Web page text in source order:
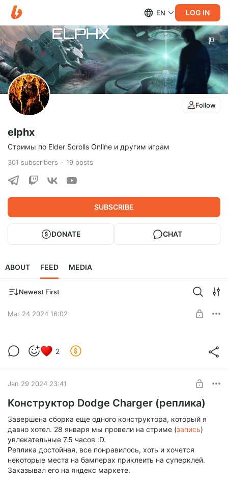
EN LOG IN
Follow
elphx
Стримы по Elder Scrolls Online и другим играм
301 subscribers 19 posts
SUBSCRIBE
DONATE CHAT
ABOUT FEED MEDIA
Newest First
Mar 24 2024 16:02
неправильно, а потом страсть, переезд,
2
Jan 29 2024 23:41
Конструктор Dodge Charger (реплика)
Завершена сборка еще одного конструктора, который я
давно хотел. 28 января мы провели на стриме (запись)
увлекательные 7.5 часов :D.
Реплика достойная, все понравилось, хоть и хочется
некоторые места на бамперах приклеить на суперклей.
Заказывал его на яндекс маркете.